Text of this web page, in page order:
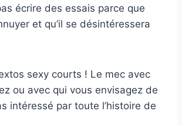
écrire des essais parce que
et qu’il se désintéressera
sexy courts ! Le mec avec
ou avec qui vous envisagez de
intéressé par toute l’histoire de